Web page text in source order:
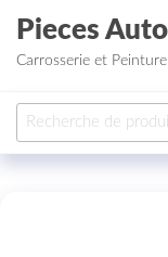
Aller au contenu
Pieces
Carrosserie et
Recherche pour :